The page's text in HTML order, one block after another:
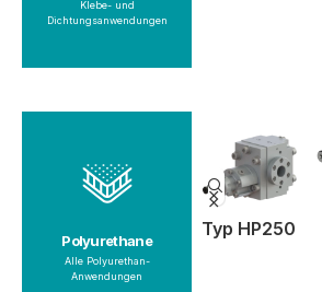
Klebe- und
Dichtungsanwendungen
Polyurethane
Alle Polyurethan-
Anwendungen
Polyurethane
anzeigen
Typ HP250